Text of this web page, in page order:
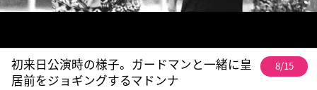
初来日公演時の様子。ガードマンと一緒に皇
居前をジョギングするマドンナ
8/15